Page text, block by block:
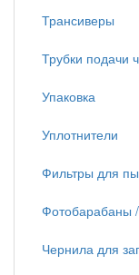
Трансиверы
Трубки подачи
Упаковка
Уплотнители
Фильтры для
Фотобарабаны
Чернила для